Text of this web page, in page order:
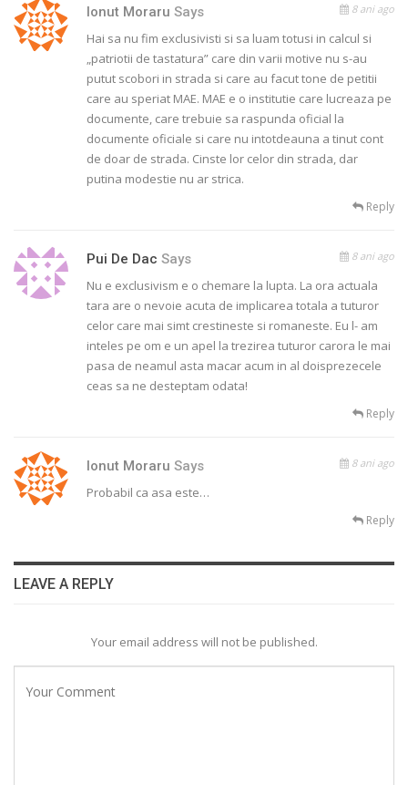
Ionut Moraru Says 8 ani ago
Hai sa nu fim exclusivisti si sa luam totusi in calcul si
„patriotii de tastatura” care din varii motive nu s-au
putut scobori in strada si care au facut tone de petitii
care au speriat MAE. MAE e o institutie care lucreaza pe
documente, care trebuie sa raspunda oficial la
documente oficiale si care nu intotdeauna a tinut cont
de doar de strada. Cinste lor celor din strada, dar
putina modestie nu ar strica.
Reply
Pui De Dac Says 8 ani ago
Nu e exclusivism e o chemare la lupta. La ora actuala
tara are o nevoie acuta de implicarea totala a tuturor
celor care mai simt crestineste si romaneste. Eu l- am
inteles pe om e un apel la trezirea tuturor carora le mai
pasa de neamul asta macar acum in al doisprezecele
ceas sa ne desteptam odata!
Reply
Ionut Moraru Says 8 ani ago
Probabil ca asa este…
Reply
LEAVE A REPLY
Your email address will not be published.